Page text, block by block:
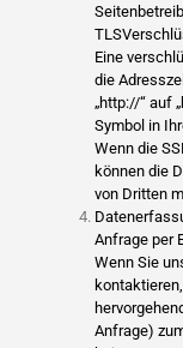
Eine
die
„http://“ auf
Symbol in
Wenn die
können die
von Dritten
Anfrage per
Wenn Sie
Anfrage)